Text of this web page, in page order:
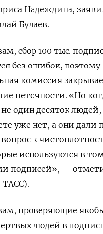
Надеждина,
Булаев.
сбор 100 тыс.
без ошибок, поэтому
комиссия
неточности. «Но
один десяток
уже нет, а они дали
к
используются в
подписей», —
ТАСС).
проверяющие
людей в